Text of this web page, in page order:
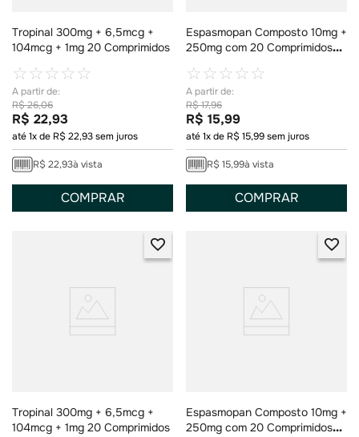
Tropinal 300mg + 6,5mcg +
104mcg + 1mg 20 Comprimidos
☆☆☆☆☆
R$26,06
R$ 22,93
até1x de R$22,93sem juros
R$ 22,93à vista
COMPRAR
Espasmopan Composto 10mg +
250mg com 20 Comprimidos
☆☆☆☆☆
R$17,96
R$ 15,99
até1x de R$15,99sem juros
R$ 15,99à vista
COMPRAR
Tropinal 300mg + 6,5mcg +
104mcg + 1mg 20 Comprimidos
Espasmopan Composto 10mg +
250mg com 20 Comprimidos